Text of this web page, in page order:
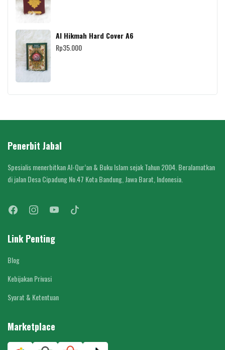
Al Hikmah Hard Cover A6
Rp35.000
Penerbit Jabal
Spesialis menerbitkan Al-Qur’an & Buku Islam sejak Tahun 2004. Beralamatkan
di jalan Desa Cipadung No.47 Kota Bandung, Jawa Barat, Indonesia.
Link Penting
Blog
Kebijakan Privasi
Syarat & Ketentuan
Marketplace